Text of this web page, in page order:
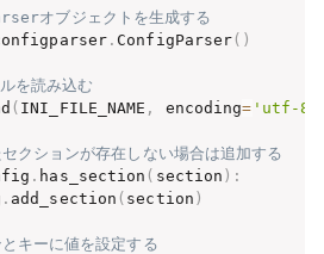
オブジェクトを生成する
. ConfigParser( )
を読み込む
( INI_FILE_NAME , encoding= 'utf-8'
クションが存在しない場合は追加する
. has_section ( section ) :
. add_section ( section )
キーに値を設定する